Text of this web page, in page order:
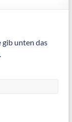
unten das